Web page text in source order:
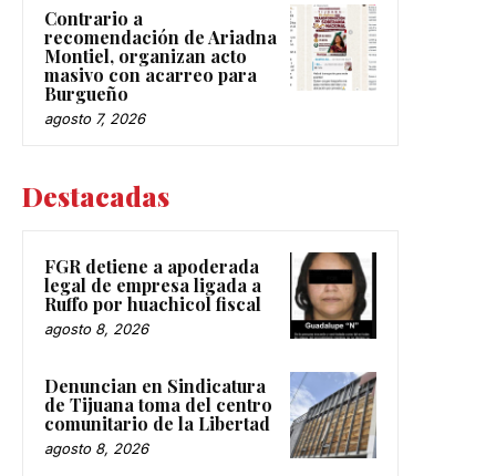
Contrario a
recomendación de Ariadna
Montiel, organizan acto
masivo con acarreo para
Burgueño
agosto 7, 2026
Destacadas
FGR detiene a apoderada
legal de empresa ligada a
Ruffo por huachicol fiscal
agosto 8, 2026
Denuncian en Sindicatura
de Tijuana toma del centro
comunitario de la Libertad
agosto 8, 2026